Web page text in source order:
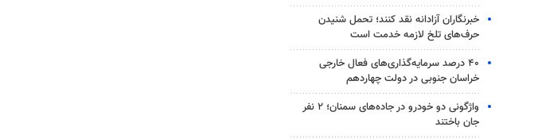
خبرنگاران آزادانه نقد کنند؛ تحمل شنیدن
حرف‌های تلخ لازمه خدمت است
۴۰ درصد سرمایه‌گذاری‌های فعال خارجی
خراسان جنوبی در دولت چهاردهم
واژگونی دو خودرو در جاده‌های سمنان؛ ۲ نفر
جان باختند